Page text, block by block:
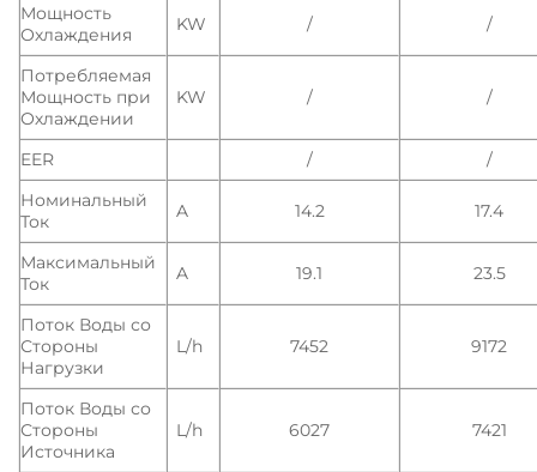
Мощность
Охлаждения
KW / /
Потребляемая
Мощность при
Охлаждении
KW / /
EER /
/
Номинальный
Ток
A 14.2 17.4
Максимальный
Ток
A 19.1 23.5
Поток Воды со
Стороны
Нагрузки
L/h 7452 9172
Поток Воды со
Стороны
Источника
L/h 6027 7421